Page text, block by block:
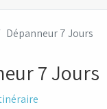
Dépanneur 7 Jours
7 Jours